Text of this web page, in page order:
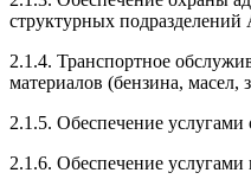
структурных
2.1.4. Транспортное
материалов (бензина, масел,
2.1.5. Обеспечение услугами
2.1.6. Обеспечение